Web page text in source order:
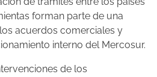
forman parte de una
acuerdos comerciales y
interno del Mercosur.
de los